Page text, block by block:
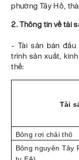
phường Tây Hồ,
2. Thông tin về tài
- Tài sản bán đấu
trình sản xuất,
thể:
Tài
Bông rơi chải thô
Bông nguyên Tây